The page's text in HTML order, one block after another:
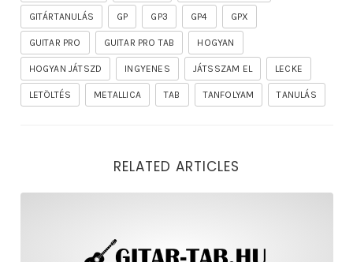
GITÁRTANULÁS GP GP3 GP4 GPX
GUITAR PRO GUITAR PRO TAB HOGYAN
HOGYAN JÁTSZD INGYENES JÁTSSZAM EL LECKE
LETÖLTÉS METALLICA TAB TANFOLYAM TANULÁS
RELATED ARTICLES